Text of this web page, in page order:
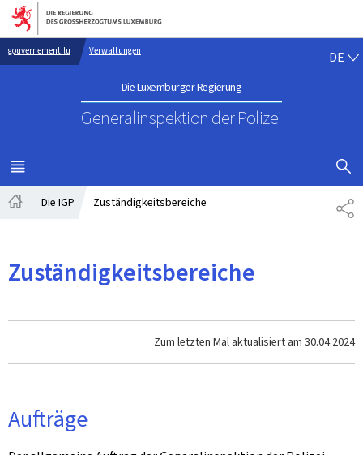
Zur Hauptnavigation
Zum Inhalt
gouvernement.lu Verwaltungen
Die Luxemburger Regierung
Generalinspektion der Polizei
DE
MENÜ
HAUPT-
Die IGP Zuständigkeitsbereiche
Zuständigkeitsbereiche
Zum letzten Mal aktualisiert am 30.04.2024
Aufträge